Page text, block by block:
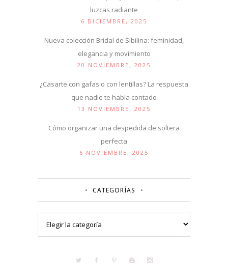
luzcas radiante
6 DICIEMBRE, 2025
Nueva colección Bridal de Sibilina: feminidad,
elegancia y movimiento
20 NOVIEMBRE, 2025
¿Casarte con gafas o con lentillas? La respuesta
que nadie te había contado
13 NOVIEMBRE, 2025
Cómo organizar una despedida de soltera
perfecta
6 NOVIEMBRE, 2025
CATEGORÍAS